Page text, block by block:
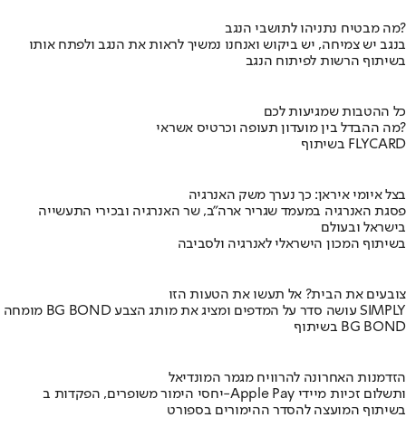
מה מבטיח נתניהו לתושבי הנגב?
בנגב יש צמיחה, יש ביקוש ואנחנו נמשיך לראות את הנגב ולפתח אותו
בשיתוף הרשות לפיתוח הנגב
כל ההטבות שמגיעות לכם
מה ההבדל בין מועדון תעופה וכרטיס אשראי?
בשיתוף FLYCARD
בצל איומי איראן: כך נערך משק האנרגיה
פסגת האנרגיה במעמד שגריר ארה"ב, שר האנרגיה ובכירי התעשייה
בישראל ובעולם
בשיתוף המכון הישראלי לאנרגיה ולסביבה
צובעים את הבית? אל תעשו את הטעות הזו
מומחה BG BOND עושה סדר על המדפים ומציג את מותג הצבע SIMPLY
בשיתוף BG BOND
הזדמנות האחרונה להרוויח מגמר המונדיאל
יחסי הימור משופרים, הפקדות ב-Apple Pay ותשלום זכיות מיידי
בשיתוף המועצה להסדר ההימורים בספורט